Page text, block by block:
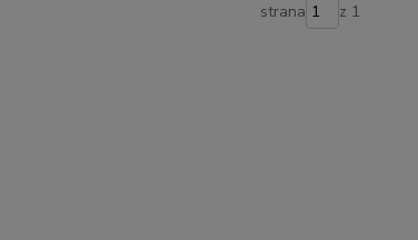
strana z 1